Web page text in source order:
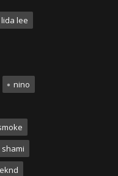
lida lee
nino
shami